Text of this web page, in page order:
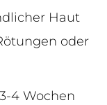
Haut
oder
4 Wochen